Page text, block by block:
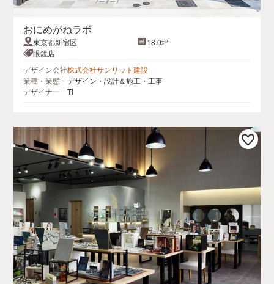
おにめがねラボ
東京都新宿区
18.0坪
眼鏡店
デザイン会社株式会社サンリット建設
業種・業態
デザイン・設計＆施工・工事
デザイナー
TI